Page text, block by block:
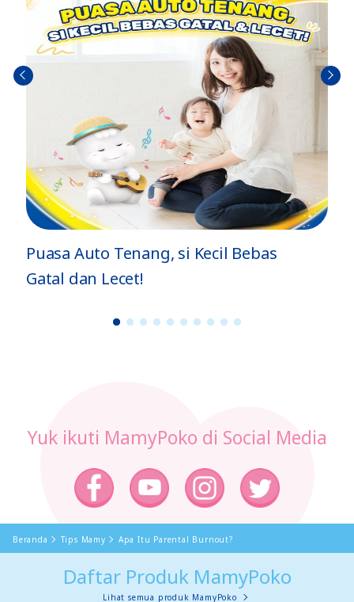
Puasa Auto Tenang, si Kecil Bebas
Gatal dan Lecet!
Sebel
umn
Berik
utny
1 2 3 4 5 6 7 8 9 1
Yuk ikuti MamyPoko di Social Media
Beranda Tips Mamy Apa Itu Parental Burnout?
Daftar Produk MamyPoko
Lihat semua produk MamyPoko